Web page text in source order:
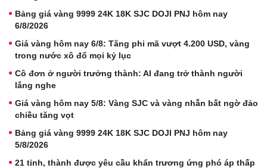
Bảng giá vàng 9999 24K 18K SJC DOJI PNJ hôm nay
6/8/2026
Giá vàng hôm nay 6/8: Tăng phi mã vượt 4.200 USD, vàng
trong nước xô đổ mọi kỷ lục
Cô đơn ở người trưởng thành: AI đang trở thành người
lắng nghe
Giá vàng hôm nay 5/8: Vàng SJC và vàng nhẫn bất ngờ đảo
chiều tăng vọt
Bảng giá vàng 9999 24K 18K SJC DOJI PNJ hôm nay
5/8/2026
21 tỉnh, thành được yêu cầu khẩn trương ứng phó áp thấp